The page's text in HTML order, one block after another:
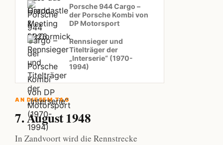
Porsche 944 Cargo –
der Porsche Kombi von
DP Motorsport
Rennsieger und
Titelträger der
„Interserie“ (1970-
1994)
AN DIESEM TAG
7. August 1948
In Zandvoort wird die Rennstrecke